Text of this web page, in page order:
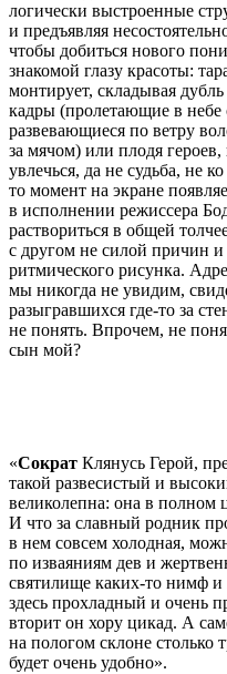
логически выстроенные
и предъявляя
чтобы добиться нового
знакомой глазу красоты:
монтирует, складывая
кадры (пролетающие в небе
развевающиеся по ветру
за мячом) или плодя
увлечься, да не судьба, не
то момент на экране
в исполнении режиссера
раствориться в общей
с другом не силой причин и
ритмического рисунка.
мы никогда не увидим,
разыгравшихся где-то за
не понять. Впрочем, не
сын мой?
«Сократ Клянусь Герой,
такой развесистый и
великолепна: она в полном
И что за славный родник
в нем совсем холодная,
по изваяниям дев и
святилище каких-то нимф и
здесь прохладный и очень
вторит он хору цикад. А
на пологом склоне
будет очень удобно».